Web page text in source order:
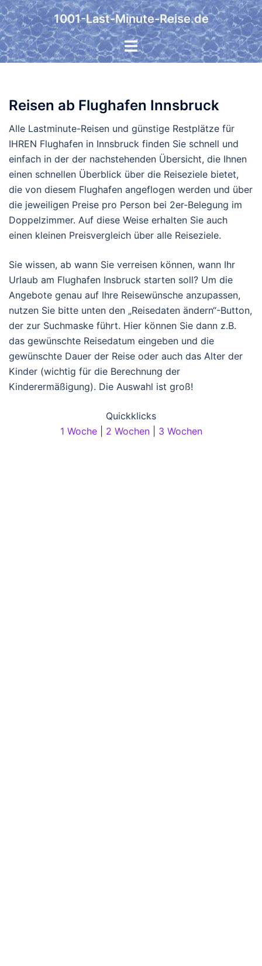
Zum
Inhalt
springen
1001-Last-Minute-Reise.de
Reisen ab Flughafen Innsbruck
Alle Lastminute-Reisen und günstige Restplätze für
IHREN Flughafen in Innsbruck finden Sie schnell und
einfach in der der nachstehenden Übersicht, die Ihnen
einen schnellen Überblick über die Reiseziele bietet,
die von diesem Flughafen angeflogen werden und über
die jeweiligen Preise pro Person bei 2er-Belegung im
Doppelzimmer. Auf diese Weise erhalten Sie auch
einen kleinen Preisvergleich über alle Reiseziele.
Sie wissen, ab wann Sie verreisen können, wann Ihr
Urlaub am Flughafen Insbruck starten soll? Um die
Angebote genau auf Ihre Reisewünsche anzupassen,
nutzen Sie bitte unten den „Reisedaten ändern“-Button,
der zur Suchmaske führt. Hier können Sie dann z.B.
das gewünschte Reisedatum eingeben und die
gewünschte Dauer der Reise oder auch das Alter der
Kinder (wichtig für die Berechnung der
Kinderermäßigung). Die Auswahl ist groß!
Quickklicks
1 Woche| 2 Wochen| 3 Wochen